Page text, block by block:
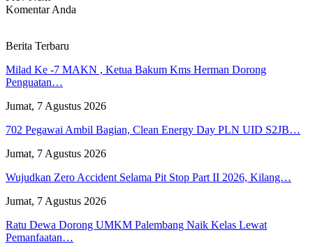
Komentar Anda
Berita Terbaru
Milad Ke -7 MAKN , Ketua Bakum Kms Herman Dorong
Penguatan…
Jumat, 7 Agustus 2026
702 Pegawai Ambil Bagian, Clean Energy Day PLN UID S2JB…
Jumat, 7 Agustus 2026
Wujudkan Zero Accident Selama Pit Stop Part II 2026, Kilang…
Jumat, 7 Agustus 2026
Ratu Dewa Dorong UMKM Palembang Naik Kelas Lewat
Pemanfaatan…